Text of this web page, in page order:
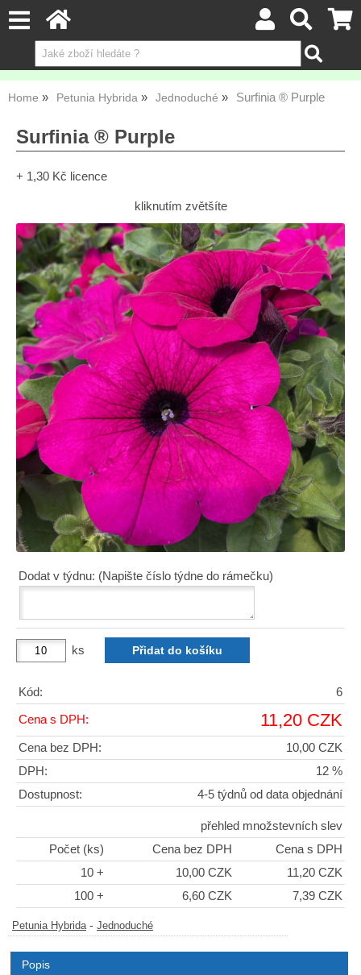
Home Petunia Hybrida Jednoduché Surfinia ® Purple
Surfinia ® Purple
+ 1,30 Kč licence
kliknutím zvětšíte
Dodat v týdnu: (Napište číslo týdne do rámečku)
ks
Kód: 6
Cena s DPH: 11,20 CZK
Cena bez DPH:
10,00 CZK
DPH:
12 %
Dostupnost:
4-5 týdnů od data objednání
přehled množstevních slev
Počet (ks)
Cena bez DPH
Cena s DPH
10 +
10,00 CZK
11,20 CZK
100 +
6,60 CZK 7,39 CZK
Petunia Hybrida - Jednoduché
Popis